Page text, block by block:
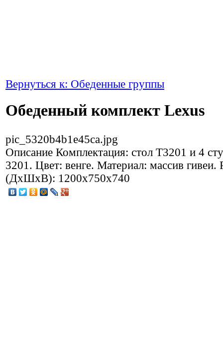
Вернуться к: Обеденные группы
Обеденный комплект Lexus
pic_5320b4b1e45ca.jpg
Описание Комплектация: стол Т3201 и 4
3201. Цвет: венге. Материал: массив гивеи.
(ДхШхВ): 1200х750х740